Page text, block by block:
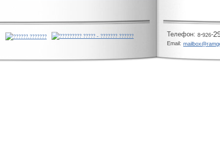
Телeфон: 8-926-
Email: